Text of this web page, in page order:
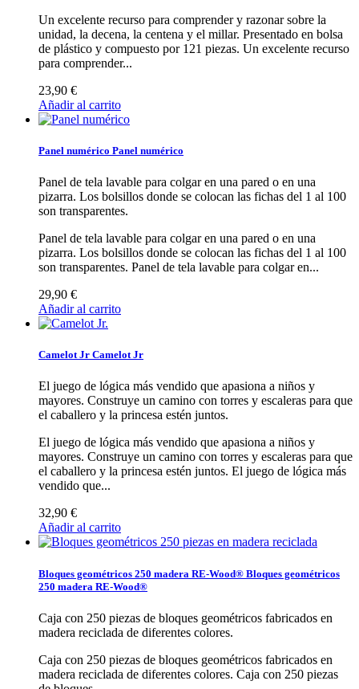
Un excelente recurso para comprender y razonar sobre la
unidad, la decena, la centena y el millar. Presentado en bolsa
de plástico y compuesto por 121 piezas. Un excelente recurso
para comprender...
23,90 €
Añadir al carrito
Panel numérico Panel numérico
Panel de tela lavable para colgar en una pared o en una
pizarra. Los bolsillos donde se colocan las fichas del 1 al 100
son transparentes.
Panel de tela lavable para colgar en una pared o en una
pizarra. Los bolsillos donde se colocan las fichas del 1 al 100
son transparentes. Panel de tela lavable para colgar en...
29,90 €
Añadir al carrito
Camelot Jr Camelot Jr
El juego de lógica más vendido que apasiona a niños y
mayores. Construye un camino con torres y escaleras para que
el caballero y la princesa estén juntos.
El juego de lógica más vendido que apasiona a niños y
mayores. Construye un camino con torres y escaleras para que
el caballero y la princesa estén juntos. El juego de lógica más
vendido que...
32,90 €
Añadir al carrito
Bloques geométricos 250 madera RE-Wood® Bloques geométricos
250 madera RE-Wood®
Caja con 250 piezas de bloques geométricos fabricados en
madera reciclada de diferentes colores.
Caja con 250 piezas de bloques geométricos fabricados en
madera reciclada de diferentes colores. Caja con 250 piezas